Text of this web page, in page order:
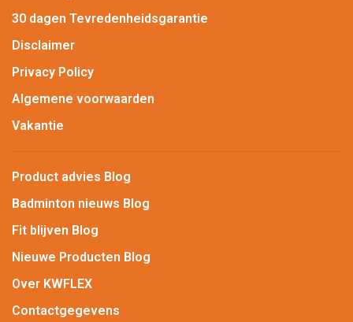
30 dagen Tevredenheidsgarantie
Disclaimer
Privacy Policy
Algemene voorwaarden
Vakantie
Product advies Blog
Badminton nieuws Blog
Fit blijven Blog
Nieuwe Producten Blog
Over KWFLEX
Contactgegevens